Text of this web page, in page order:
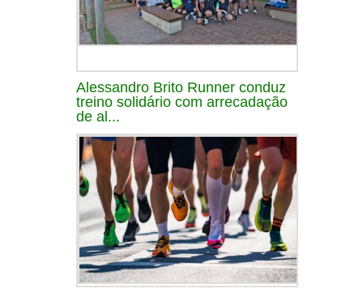
Alessandro Brito Runner conduz
treino solidário com arrecadação
de al...